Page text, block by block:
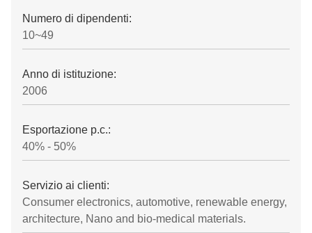
Numero di dipendenti:
10~49
Anno di istituzione:
2006
Esportazione p.c.:
40% - 50%
Servizio ai clienti:
Consumer electronics, automotive, renewable energy,
architecture, Nano and bio-medical materials.